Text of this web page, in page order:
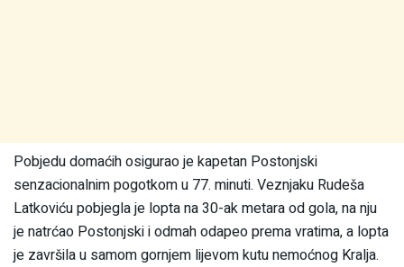
Pobjedu domaćih osigurao je kapetan Postonjski
senzacionalnim pogotkom u 77. minuti. Veznjaku Rudeša
Latkoviću pobjegla je lopta na 30-ak metara od gola, na nju
je natrćao Postonjski i odmah odapeo prema vratima, a lopta
je završila u samom gornjem lijevom kutu nemoćnog Kralja.